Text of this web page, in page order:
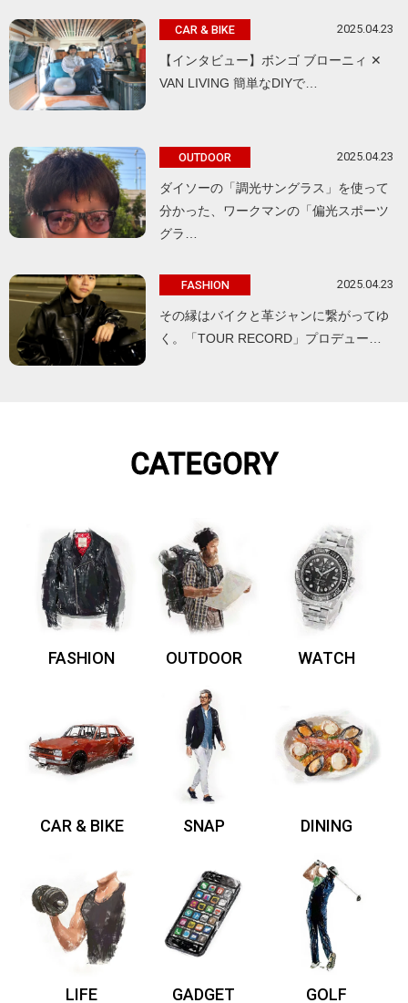
CAR & BIKE 2025.04.23
【インタビュー】ボンゴ ブローニィ ✕
VAN LIVING 簡単なDIYで…
OUTDOOR 2025.04.23
ダイソーの「調光サングラス」を使って
分かった、ワークマンの「偏光スポーツ
グラ…
FASHION 2025.04.23
その縁はバイクと革ジャンに繋がってゆ
く。「TOUR RECORD」プロデュー…
CATEGORY
FASHION OUTDOOR WATCH
CAR & BIKE SNAP DINING
LIFE GADGET GOLF